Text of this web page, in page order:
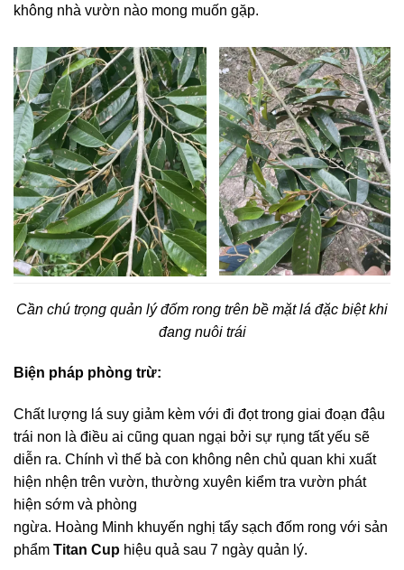
không nhà vườn nào mong muốn gặp.
Cần chú trọng quản lý đốm rong trên bề mặt lá đặc biệt khi
đang nuôi trái
Biện pháp phòng trừ:
Chất lượng lá suy giảm kèm với đi đọt trong giai đoạn đậu
trái non là điều ai cũng quan ngại bởi sự rụng tất yếu sẽ
diễn ra. Chính vì thế bà con không nên chủ quan khi xuất
hiện nhện trên vườn, thường xuyên kiểm tra vườn phát
hiện sớm và phòng
ngừa. Hoàng Minh khuyến nghị tẩy sạch đốm rong với sản
phẩm Titan Cup hiệu quả sau 7 ngày quản lý.